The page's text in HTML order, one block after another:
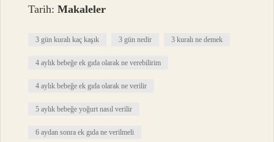
Tarih:Makaleler
3 gün kuralı kaç kaşık 3 gün nedir 3 kuralı ne demek
4 aylık bebeğe ek gıda olarak ne verebilirim
4 aylık bebeğe ek gıda olarak ne verilir
5 aylık bebeğe yoğurt nasıl verilir
6 aydan sonra ek gıda ne verilmeli